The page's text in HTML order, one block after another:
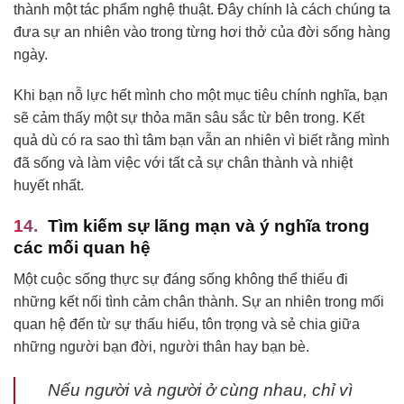
thành một tác phẩm nghệ thuật. Đây chính là cách chúng ta
đưa sự an nhiên vào trong từng hơi thở của đời sống hàng
ngày.
Khi bạn nỗ lực hết mình cho một mục tiêu chính nghĩa, bạn
sẽ cảm thấy một sự thỏa mãn sâu sắc từ bên trong. Kết
quả dù có ra sao thì tâm bạn vẫn an nhiên vì biết rằng mình
đã sống và làm việc với tất cả sự chân thành và nhiệt
huyết nhất.
Tìm kiếm sự lãng mạn và ý nghĩa trong
các mối quan hệ
Một cuộc sống thực sự đáng sống không thể thiếu đi
những kết nối tình cảm chân thành. Sự an nhiên trong mối
quan hệ đến từ sự thấu hiểu, tôn trọng và sẻ chia giữa
những người bạn đời, người thân hay bạn bè.
Nếu người và người ở cùng nhau, chỉ vì